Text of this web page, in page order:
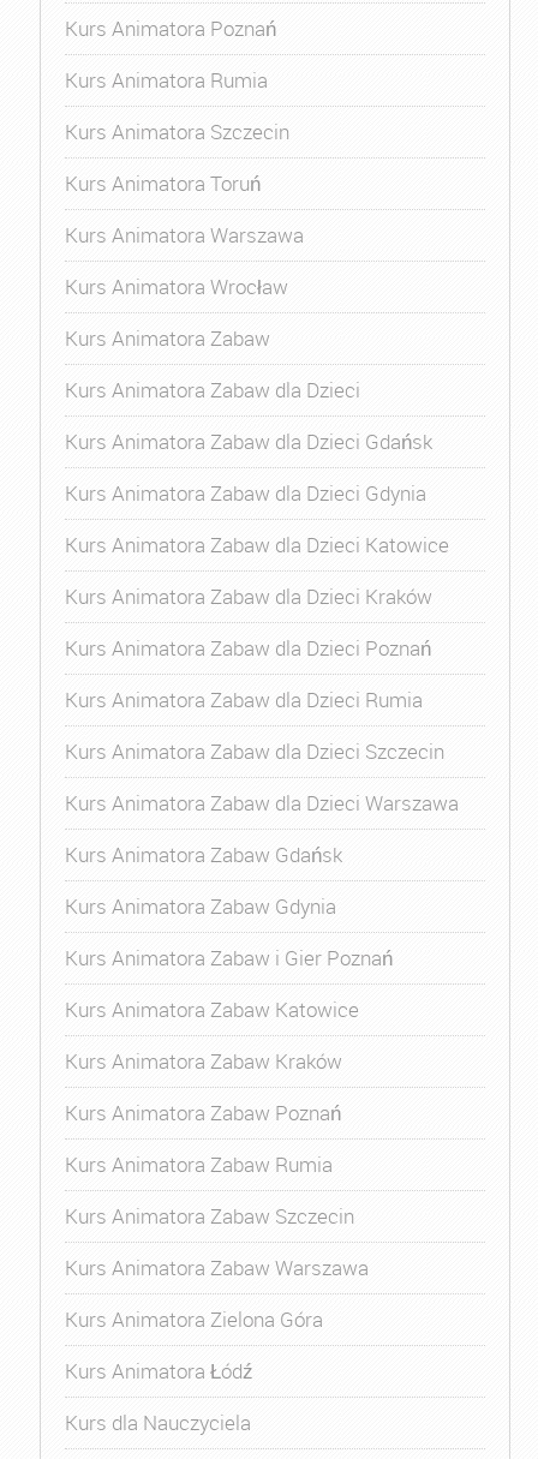
Kurs Animatora Poznań
Kurs Animatora Rumia
Kurs Animatora Szczecin
Kurs Animatora Toruń
Kurs Animatora Warszawa
Kurs Animatora Wrocław
Kurs Animatora Zabaw
Kurs Animatora Zabaw dla Dzieci
Kurs Animatora Zabaw dla Dzieci Gdańsk
Kurs Animatora Zabaw dla Dzieci Gdynia
Kurs Animatora Zabaw dla Dzieci Katowice
Kurs Animatora Zabaw dla Dzieci Kraków
Kurs Animatora Zabaw dla Dzieci Poznań
Kurs Animatora Zabaw dla Dzieci Rumia
Kurs Animatora Zabaw dla Dzieci Szczecin
Kurs Animatora Zabaw dla Dzieci Warszawa
Kurs Animatora Zabaw Gdańsk
Kurs Animatora Zabaw Gdynia
Kurs Animatora Zabaw i Gier Poznań
Kurs Animatora Zabaw Katowice
Kurs Animatora Zabaw Kraków
Kurs Animatora Zabaw Poznań
Kurs Animatora Zabaw Rumia
Kurs Animatora Zabaw Szczecin
Kurs Animatora Zabaw Warszawa
Kurs Animatora Zielona Góra
Kurs Animatora Łódź
Kurs dla Nauczyciela